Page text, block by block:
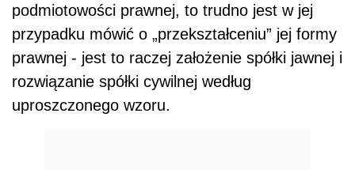
podmiotowości prawnej, to trudno jest w jej
przypadku mówić o „przekształceniu” jej formy
prawnej - jest to raczej założenie spółki jawnej i
rozwiązanie spółki cywilnej według
uproszczonego wzoru.